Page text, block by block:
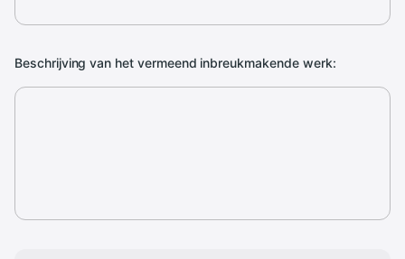
Beschrijving van het vermeend inbreukmakende werk: